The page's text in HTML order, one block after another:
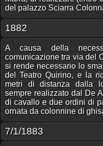
del palazzo Sciarra
1882
A causa della
comunicazione tra via del
si rende necessario lo
del Teatro Quirino, e la
metri di distanza dalla
sempre realizzato dal De
di cavallo e due ordini di
ornata da colonnine di
7/1/1883